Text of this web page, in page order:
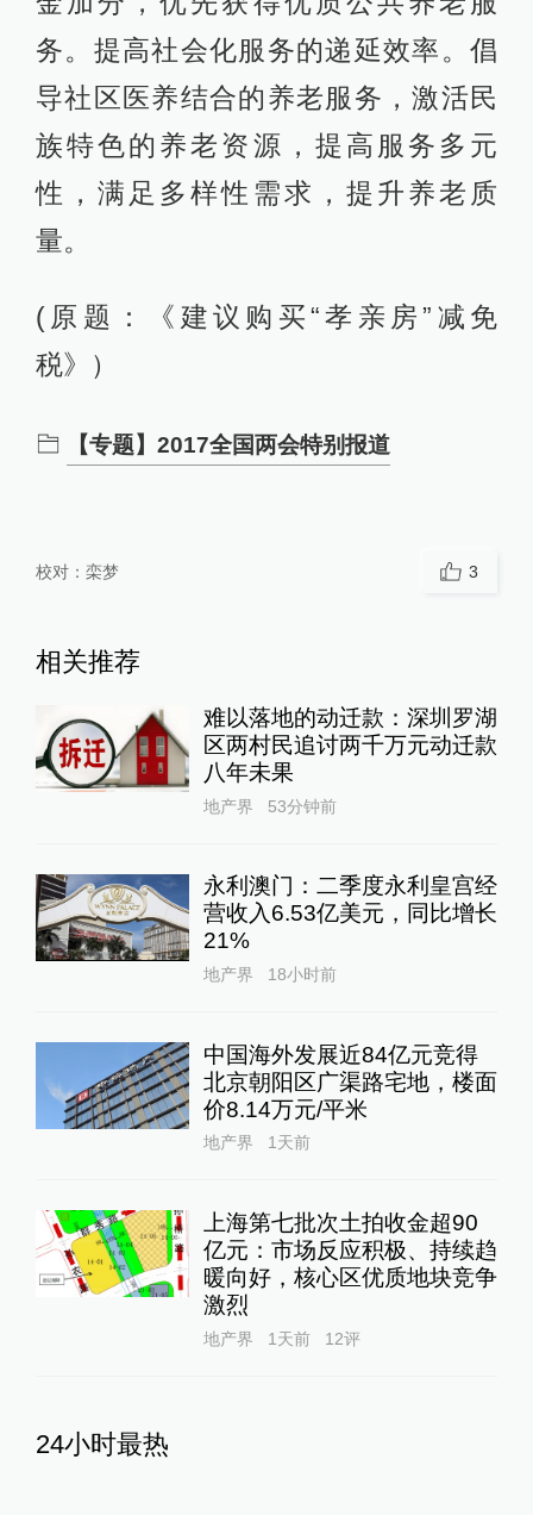
务。提高社会化服务的递延效率。倡
导社区医养结合的养老服务，激活民
族特色的养老资源，提高服务多元
性，满足多样性需求，提升养老质
量。
(原题：《建议购买“孝亲房”减免
税》）
【专题】2017全国两会特别报道
校对： 栾梦 3
相关推荐
难以落地的动迁款：深圳罗湖
区两村民追讨两千万元动迁款
八年未果
地产界 53分钟前
永利澳门：二季度永利皇宫经
营收入6.53亿美元，同比增长
21%
地产界 18小时前
中国海外发展近84亿元竞得
北京朝阳区广渠路宅地，楼面
价8.14万元/平米
地产界 1天前
上海第七批次土拍收金超90
亿元：市场反应积极、持续趋
暖向好，核心区优质地块竞争
激烈
地产界 1天前 12评
24小时最热